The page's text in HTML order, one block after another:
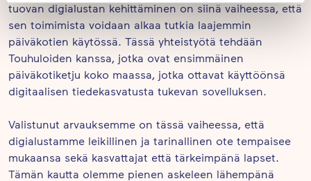
tuovan digialustan kehittäminen on siinä vaiheessa, että
sen toimimista voidaan alkaa tutkia laajemmin
päiväkotien käytössä. Tässä yhteistyötä tehdään
Touhuloiden kanssa, jotka ovat ensimmäinen
päiväkotiketju koko maassa, jotka ottavat käyttöönsä
digitaalisen tiedekasvatusta tukevan sovelluksen.
Valistunut arvauksemme on tässä vaiheessa, että
digialustamme leikillinen ja tarinallinen ote tempaisee
mukaansa sekä kasvattajat että tärkeimpänä lapset.
Tämän kautta olemme pienen askeleen lähempänä